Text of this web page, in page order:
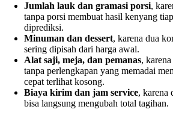
Jumlah lauk dan gramasi porsi,
tanpa porsi membuat hasil kenyang
diprediksi.
Minuman dan dessert, karena dua
sering dipisah dari harga awal.
Alat saji, meja, dan pemanas,
tanpa perlengkapan yang memadai
cepat terlihat kosong.
Biaya kirim dan jam service, karena
bisa langsung mengubah total tagihan.